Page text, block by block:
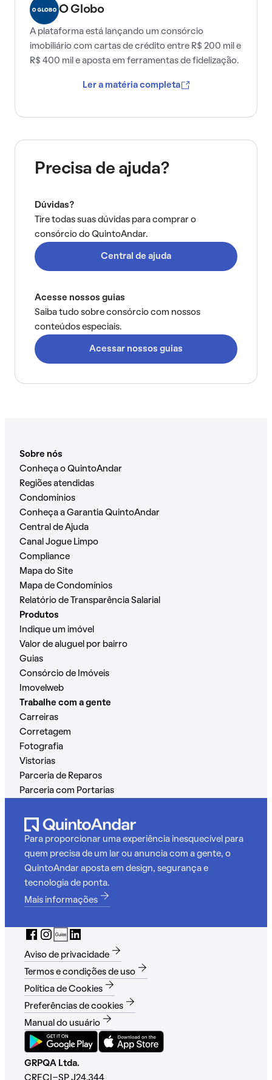
O Globo
A plataforma está lançando um consórcio
imobiliário com cartas de crédito entre R$ 200 mil e
R$ 400 mil e aposta em ferramentas de fidelização.
Ler a matéria completa
Precisa de ajuda?
Dúvidas?
Tire todas suas dúvidas para comprar o
consórcio do QuintoAndar.
Central de ajuda
Acesse nossos guias
Saiba tudo sobre consórcio com nossos
conteúdos especiais.
Acessar nossos guias
Sobre nós
Conheça o QuintoAndar
Regiões atendidas
Condomínios
Conheça a Garantia QuintoAndar
Central de Ajuda
Canal Jogue Limpo
Compliance
Mapa do Site
Mapa de Condomínios
Relatório de Transparência Salarial
Produtos
Indique um imóvel
Valor de aluguel por bairro
Guias
Consórcio de Imóveis
Imovelweb
Trabalhe com a gente
Carreiras
Corretagem
Fotografia
Vistorias
Parceria de Reparos
Parceria com Portarias
Para proporcionar uma experiência inesquecível para
quem precisa de um lar ou anuncia com a gente, o
QuintoAndar aposta em design, segurança e
tecnologia de ponta.
Mais informações
Aviso de privacidade
Termos e condições de uso
Política de Cookies
Preferências de cookies
Manual do usuário
GRPQA Ltda.